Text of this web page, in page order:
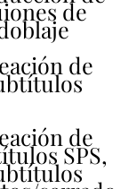
de
de
de
SPS,